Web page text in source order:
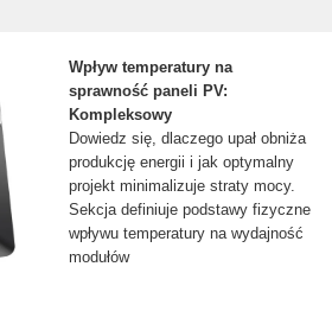
Wpływ temperatury na
sprawność paneli PV:
Kompleksowy
Dowiedz się, dlaczego upał obniża
produkcję energii i jak optymalny
projekt minimalizuje straty mocy.
Sekcja definiuje podstawy fizyczne
wpływu temperatury na wydajność
modułów